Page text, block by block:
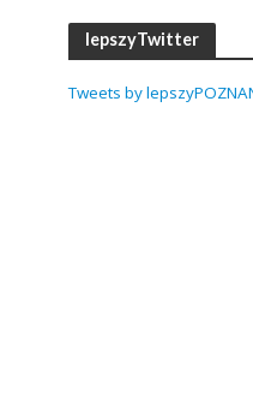
lepszyTwitter
Tweets by